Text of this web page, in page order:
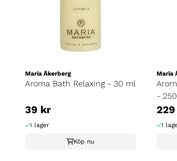
Maria Åkerberg
Aroma Bath Relaxing - 30 ml
39 kr
I lager
Köp nu
Maria
-
I